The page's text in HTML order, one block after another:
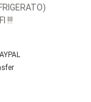
!!!